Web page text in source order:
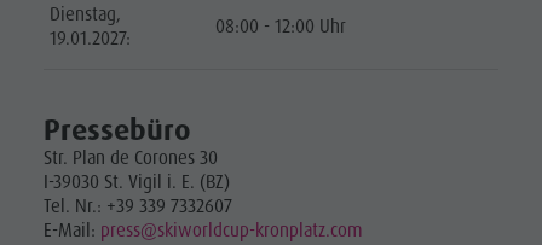
Dienstag,
19.01.2027:
08:00 - 12:00 Uhr
Pressebüro
Str. Plan de Corones 30
I-39030 St. Vigil i. E. (BZ)
Tel. Nr.: +39 339 7332607
E-Mail: press@skiworldcup-kronplatz.com